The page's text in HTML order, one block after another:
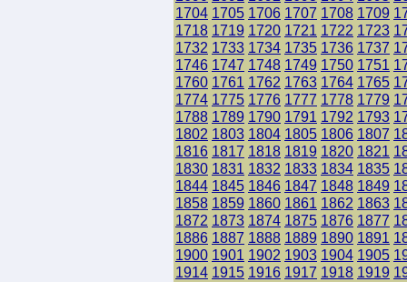
1704 1705 1706 1707 1708 1709
1718 1719 1720 1721 1722 1723
1732 1733 1734 1735 1736 1737
1746 1747 1748 1749 1750 1751
1760 1761 1762 1763 1764 1765
1774 1775 1776 1777 1778 1779
1788 1789 1790 1791 1792 1793
1802 1803 1804 1805 1806 1807
1816 1817 1818 1819 1820 1821
1830 1831 1832 1833 1834 1835
1844 1845 1846 1847 1848 1849
1858 1859 1860 1861 1862 1863
1872 1873 1874 1875 1876 1877
1886 1887 1888 1889 1890 1891
1900 1901 1902 1903 1904 1905
1914 1915 1916 1917 1918 1919